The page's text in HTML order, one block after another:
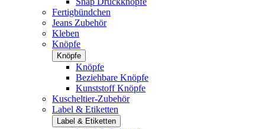
Fertigbündchen
Jeans Zubehör
Kleben
Knöpfe
Knöpfe
Knöpfe
Beziehbare Knöpfe
Kunststoff Knöpfe
Kuscheltier-Zubehör
Label & Etiketten
Label & Etiketten